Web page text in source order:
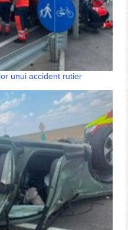
unui accident rutier